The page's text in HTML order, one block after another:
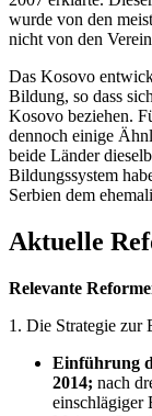
wurde von den
nicht von den
Das Kosovo
Bildung, so dass
Kosovo beziehen.
dennoch einige
beide Länder
Bildungssystem
Serbien dem
Aktuelle
Relevante
1. Die Strategie zur
Einführung
2014; nach
einschlägiger